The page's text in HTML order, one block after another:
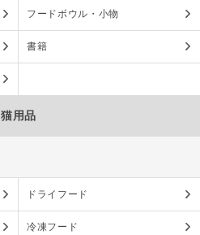
フードボウル・小物
書籍
猫用品
ドライフード
冷凍フード